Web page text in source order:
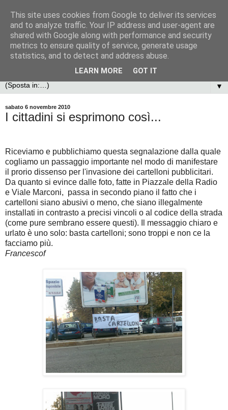
▼
sabato 6 novembre 2010
I cittadini si esprimono così...
Riceviamo e pubblichiamo questa segnalazione dalla quale
cogliamo un passaggio importante nel modo di manifestare
il prorio dissenso per l'invasione dei cartelloni pubblicitari.
Da quanto si evince dalle foto, fatte in Piazzale della Radio
e Viale Marconi, passa in secondo piano il fatto che i
cartelloni siano abusivi o meno, che siano illegalmente
installati in contrasto a precisi vincoli o al codice della strada
(come pure sembrano essere questi). Il messaggio chiaro e
urlato è uno solo: basta cartelloni; sono troppi e non ce la
facciamo più.
Francescof
This site uses cookies from Google to deliver its services
and to analyze traffic. Your IP address and user-agent are
shared with Google along with performance and security
metrics to ensure quality of service, generate usage
statistics, and to detect and address abuse.
LEARN MORE GOT IT